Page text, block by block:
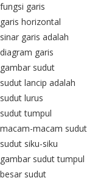
fungsi garis
garis horizontal
sinar garis adalah
diagram garis
gambar sudut
sudut lancip adalah
sudut lurus
sudut tumpul
macam-macam sudut
sudut siku-siku
gambar sudut tumpul
besar sudut